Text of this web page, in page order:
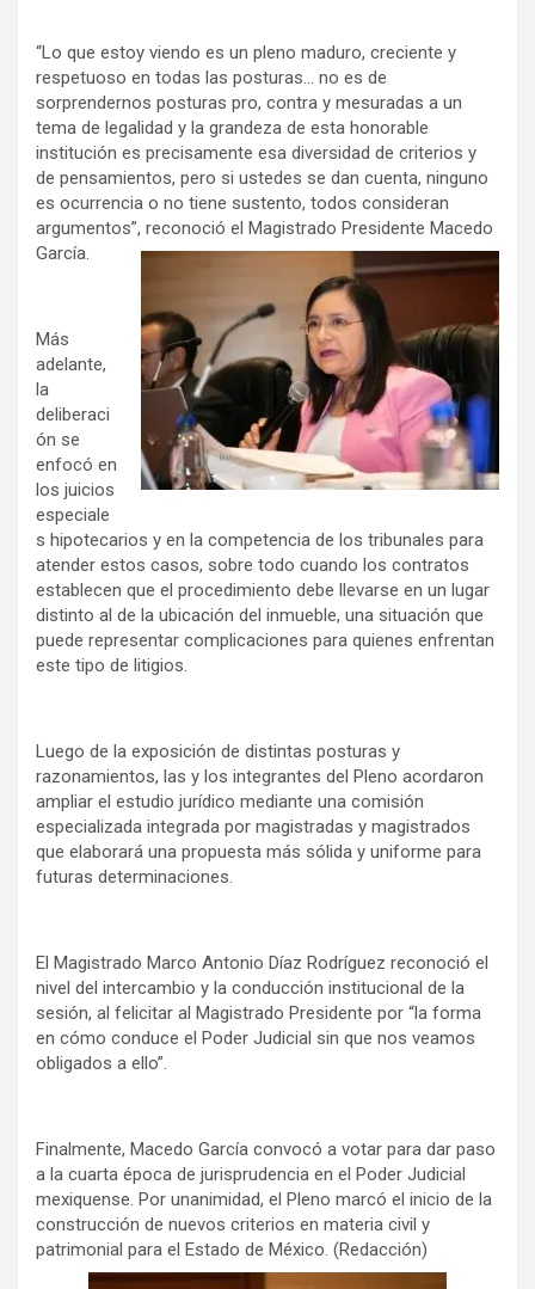
“Lo que estoy viendo es un pleno maduro, creciente y
respetuoso en todas las posturas… no es de
sorprendernos posturas pro, contra y mesuradas a un
tema de legalidad y la grandeza de esta honorable
institución es precisamente esa diversidad de criterios y
de pensamientos, pero si ustedes se dan cuenta, ninguno
es ocurrencia o no tiene sustento, todos consideran
argumentos”, reconoció el Magistrado Presidente Macedo
García.
Más
adelante,
la
deliberaci
ón se
enfocó en
los juicios
especiale
s hipotecarios y en la competencia de los tribunales para
atender estos casos, sobre todo cuando los contratos
establecen que el procedimiento debe llevarse en un lugar
distinto al de la ubicación del inmueble, una situación que
puede representar complicaciones para quienes enfrentan
este tipo de litigios.
Luego de la exposición de distintas posturas y
razonamientos, las y los integrantes del Pleno acordaron
ampliar el estudio jurídico mediante una comisión
especializada integrada por magistradas y magistrados
que elaborará una propuesta más sólida y uniforme para
futuras determinaciones.
El Magistrado Marco Antonio Díaz Rodríguez reconoció el
nivel del intercambio y la conducción institucional de la
sesión, al felicitar al Magistrado Presidente por “la forma
en cómo conduce el Poder Judicial sin que nos veamos
obligados a ello”.
Finalmente, Macedo García convocó a votar para dar paso
a la cuarta época de jurisprudencia en el Poder Judicial
mexiquense. Por unanimidad, el Pleno marcó el inicio de la
construcción de nuevos criterios en materia civil y
patrimonial para el Estado de México. (Redacción)